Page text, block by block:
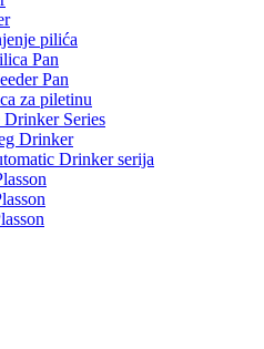
pilića
Pan
Pan
za piletinu
Series
Drinker
Drinker serija